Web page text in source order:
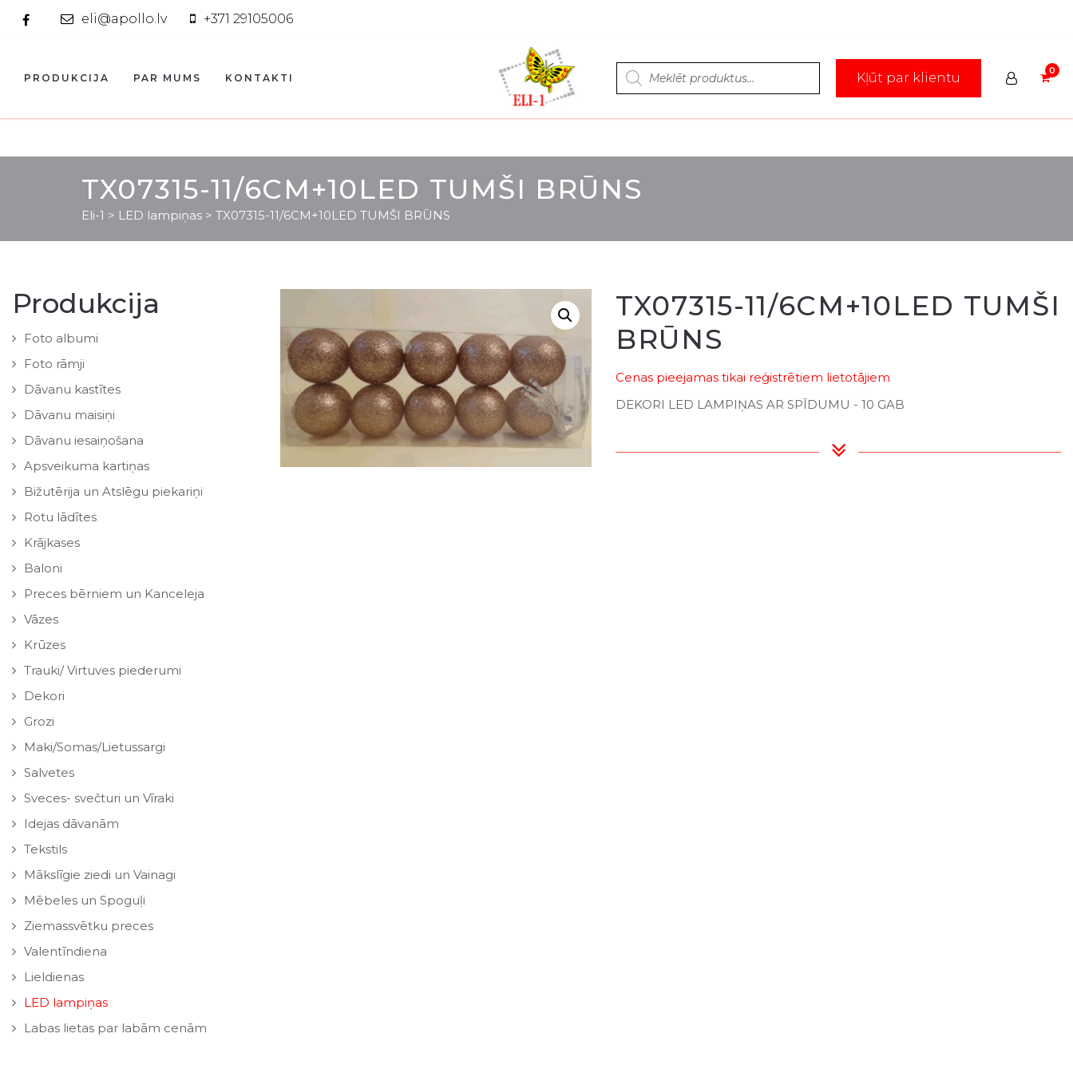
eli@apollo.lv +371 29105006
Products
search Kļūt par klientu
PRODUKCIJA PAR MUMS KONTAKTI
TX07315-11/6CM+10LED TUMŠI BRŪNS
Eli-1 > LED lampiņas > TX07315-11/6CM+10LED TUMŠI BRŪNS
Produkcija
Foto albumi
Foto rāmji
Dāvanu kastītes
Dāvanu maisiņi
Dāvanu iesaiņošana
Apsveikuma kartiņas
Bižutērija un Atslēgu piekariņi
Rotu lādītes
Krājkases
Baloni
Preces bērniem un Kanceleja
Vāzes
Krūzes
Trauki/ Virtuves piederumi
Dekori
Grozi
Maki/Somas/Lietussargi
Salvetes
Sveces- svečturi un Vīraki
Idejas dāvanām
Tekstils
Mākslīgie ziedi un Vainagi
Mēbeles un Spoguļi
Ziemassvētku preces
Valentīndiena
Lieldienas
LED lampiņas
Labas lietas par labām cenām
TX07315-11/6CM+10LED TUMŠI
BRŪNS
Cenas pieejamas tikai reģistrētiem lietotājiem
DEKORI LED LAMPIŅAS AR SPĪDUMU - 10 GAB